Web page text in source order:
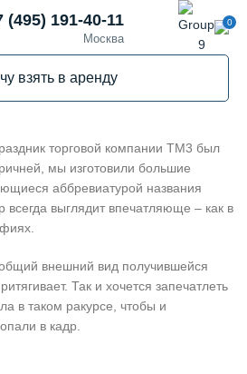
(495) 191-40-11
Москва
0
торговой компании ТМ3 был
мы изготовили большие
аббревиатурой названия
выглядит впечатляюще – как в
внешний вид получившейся
Так и хочется запечатлеть
в таком ракурсе, чтобы и
в кадр.